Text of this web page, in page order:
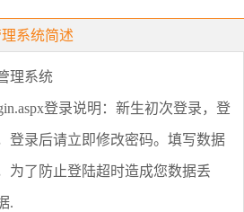
系统简述
理系统
登录说明：新生初次登录，登
登录后请立即修改密码。填写数据
为了防止登陆超时造成您数据丢
.